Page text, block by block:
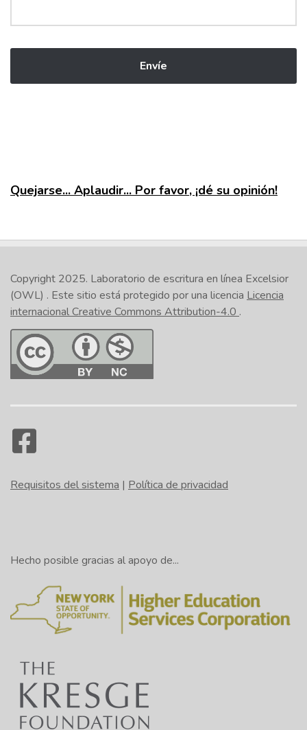
Quejarse... Aplaudir... Por favor, ¡dé su opinión!
Copyright 2025. Laboratorio de escritura en línea Excelsior
(OWL) . Este sitio está protegido por una licencia Licencia
internacional Creative Commons Attribution-4.0 .
Requisitos del sistema | Política de privacidad
Hecho posible gracias al apoyo de...